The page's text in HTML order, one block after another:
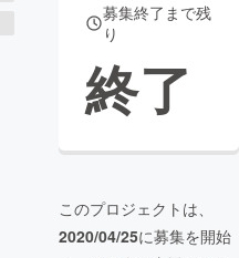
募集終了まで残
り
終了
このプロジェクトは、
2020/04/25に募集を開始